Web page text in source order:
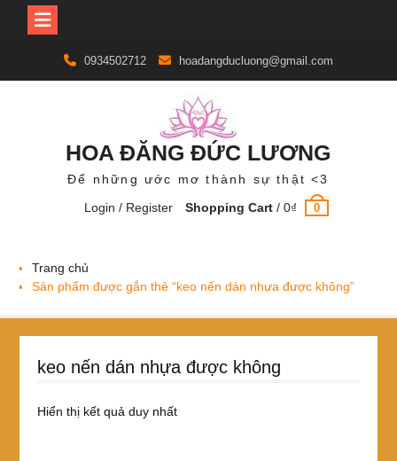
content
0934502712 hoadangducluong@gmail.com
HOA ĐĂNG ĐỨC LƯƠNG
Để những ước mơ thành sự thật <3
Login / Register
Shopping Cart /0₫ 0
Trang chủ
Sản phẩm được gắn thẻ “keo nến dán nhựa được không”
keo nến dán nhựa được không
Hiển thị kết quả duy nhất